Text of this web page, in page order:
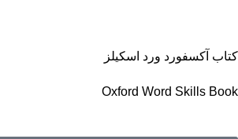
کتاب آکسفورد ورد اسکیلز
Oxford Word Skills Book